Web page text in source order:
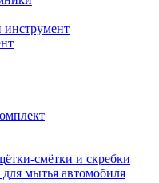
смётки и скребки
мытья автомобиля